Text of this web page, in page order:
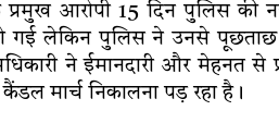
आरोपी 15 दिन पुलिस की
गई लेकिन पुलिस ने उनसे पूछताछ
ने ईमानदारी और मेहनत
मार्च निकालना पड़ रहा है।